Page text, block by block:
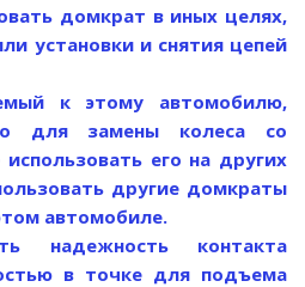
домкрат в иных целях,
установки и снятия цепей
к этому автомобилю,
для замены колеса со
его на других
другие домкраты
автомобиле.
надежность контакта
в точке для подъема